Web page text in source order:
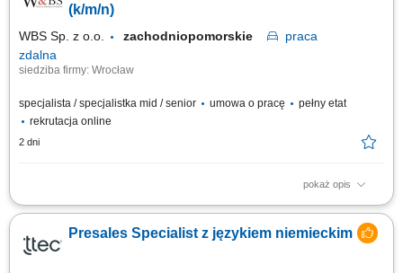
pozyskiwanie nowych odbiorców dla partnerów biznesowych. Realizacja
(k/m/n)
WBS Sp. z o.o. zachodniopomorskie
praca
zdalna
siedziba firmy: Wrocław
specjalista / specjalistka mid / senior umowa o pracę
pełny etat
rekrutacja online
2 dni
pokaż opis
Opis stanowiska pracy/zadania: Aktywne pozyskiwanie nowych klientów i
klientami oraz zapewnianie im bieżącego wsparcia. Prowadzenie
negocjacji handlowych oraz przygotowywanie ofert dopasowanych do
Presales Specialist z językiem niemieckim